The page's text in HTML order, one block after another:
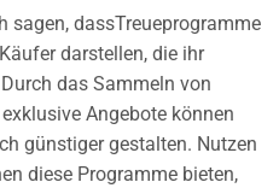
dassTreueprogramme
darstellen, die ihr
das Sammeln von
Angebote können
günstiger gestalten. Nutzen
diese Programme bieten,